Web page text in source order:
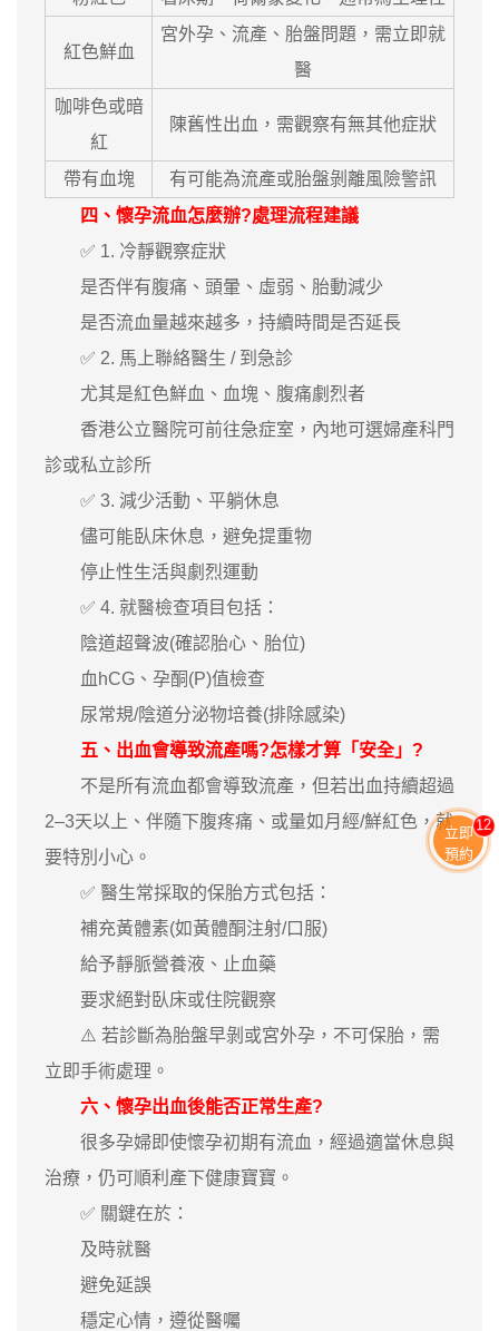
紅色鮮血
宮外孕、流產、胎盤問題，需立即就
醫
咖啡色或暗
紅
陳舊性出血，需觀察有無其他症狀
帶有血塊
有可能為流產或胎盤剝離風險警訊
四、懷孕流血怎麼辦?處理流程建議
✅ 1. 冷靜觀察症狀
是否伴有腹痛、頭暈、虛弱、胎動減少
是否流血量越來越多，持續時間是否延長
✅ 2. 馬上聯絡醫生 / 到急診
尤其是紅色鮮血、血塊、腹痛劇烈者
香港公立醫院可前往急症室，內地可選婦產科門
診或私立診所
✅ 3. 減少活動、平躺休息
儘可能臥床休息，避免提重物
停止性生活與劇烈運動
✅ 4. 就醫檢查項目包括：
陰道超聲波(確認胎心、胎位)
血hCG、孕酮(P)值檢查
尿常規/陰道分泌物培養(排除感染)
五、出血會導致流產嗎?怎樣才算「安全」?
不是所有流血都會導致流產，但若出血持續超過
2–3天以上、伴隨下腹疼痛、或量如月經/鮮紅色，就
要特別小心。
✅ 醫生常採取的保胎方式包括：
補充黃體素(如黃體酮注射/口服)
給予靜脈營養液、止血藥
要求絕對臥床或住院觀察
⚠️ 若診斷為胎盤早剝或宮外孕，不可保胎，需
立即手術處理。
六、懷孕出血後能否正常生產?
很多孕婦即使懷孕初期有流血，經過適當休息與
治療，仍可順利產下健康寶寶。
✅ 關鍵在於：
及時就醫
避免延誤
穩定心情，遵從醫囑
立即
預約
13